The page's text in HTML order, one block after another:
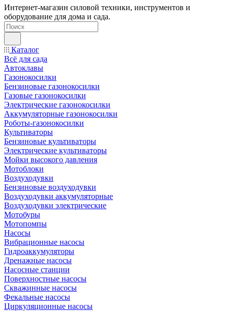
Интернет-магазин силовой техники, инструментов и
оборудование для дома и сада.
Каталог
Всё для сада
Автоклавы
Газонокосилки
Бензиновые газонокосилки
Газовые газонокосилки
Электрические газонокосилки
Аккумуляторные газонокосилки
Роботы-газонокосилки
Культиваторы
Бензиновые культиваторы
Электрические культиваторы
Мойки высокого давления
Мотоблоки
Воздуходувки
Бензиновые воздуходувки
Воздуходувки аккумуляторные
Воздуходувки электрические
Мотобуры
Мотопомпы
Насосы
Вибрационные насосы
Гидроаккумуляторы
Дренажные насосы
Насосные станции
Поверхностные насосы
Скважинные насосы
Фекальные насосы
Циркуляционные насосы